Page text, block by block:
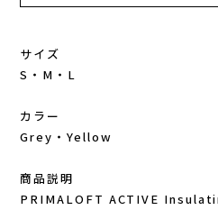
ミドリ安全
梅丹
Hydrapak(ハイドラパック)
injinji(インジンジ)
Joe Nimble(ジョー ニンブル)
Lithe Apparel（ライテ アパレル）
サイズ
S・M・L
カラー
Grey・Yellow
商品説明
PRIMALOFT ACTIVE